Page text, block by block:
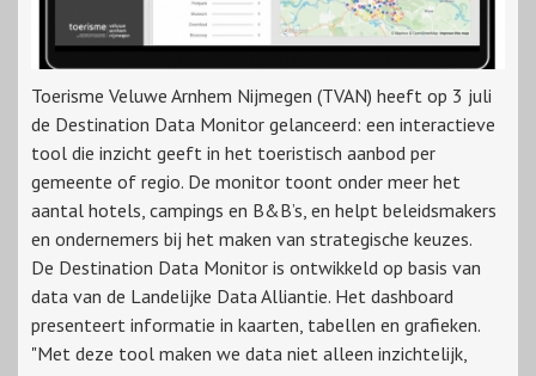
Toerisme Veluwe Arnhem Nijmegen (TVAN) heeft op 3 juli
de Destination Data Monitor gelanceerd: een interactieve
tool die inzicht geeft in het toeristisch aanbod per
gemeente of regio. De monitor toont onder meer het
aantal hotels, campings en B&B’s, en helpt beleidsmakers
en ondernemers bij het maken van strategische keuzes.
De Destination Data Monitor is ontwikkeld op basis van
data van de Landelijke Data Alliantie. Het dashboard
presenteert informatie in kaarten, tabellen en grafieken.
"Met deze tool maken we data niet alleen inzichtelijk,